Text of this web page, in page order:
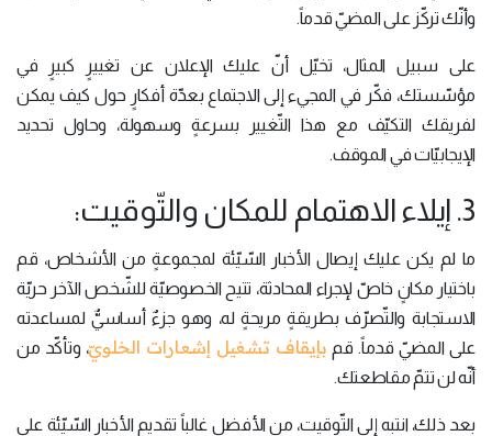
وأنّك تركّز على المضيّ قدماً.
على سبيل المثال، تخيّل أنّ عليك الإعلان عن تغييرٍ كبيرٍ في
مؤسّستك، فكّر في المجيء إلى الاجتماع بعدّة أفكارٍ حول كيف يمكن
لفريقك التكيّف مع هذا التّغيير بسرعةٍ وسهولة، وحاول تحديد
الإيجابيّات في الموقف.
3. إيلاء الاهتمام للمكان والتّوقيت:
ما لم يكن عليك إيصال الأخبار السّيّئة لمجموعةٍ من الأشخاص، قم
باختيار مكانٍ خاصّ لإجراء المحادثة، تتيح الخصوصيّة للشّخص الآخر حريّة
الاستجابة والتّصرّف بطريقةٍ مريحةٍ له، وهو جزءٌ أساسيٌّ لمساعدته
على المضيّ قدماً. قم بإيقاف تشغيل إشعارات الخلويّ، وتأكّد من
أنّه لن تتمّ مقاطعتك.
بعد ذلك، انتبه إلى التّوقيت، من الأفضل غالباً تقديم الأخبار السّيّئة على